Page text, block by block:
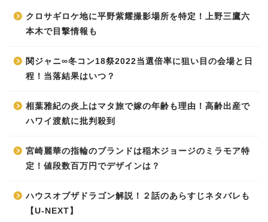
クロサギロケ地に平野紫耀撮影場所を特定！上野三鷹六
本木で目撃情報も
関ジャニ∞冬コン18祭2022当選倍率に狙い目の会場と日
程！当落結果はいつ？
相葉雅紀の炎上はマタ旅で嫁の年齢も理由！高齢出産で
ハワイ渡航に批判殺到
宮崎麗華の指輪のブランドは稲木ジョージのミラモア特
定！値段数百万円でデザインは？
ハウスオブザドラゴン解説！２話のあらすじネタバレも
【U-NEXT】